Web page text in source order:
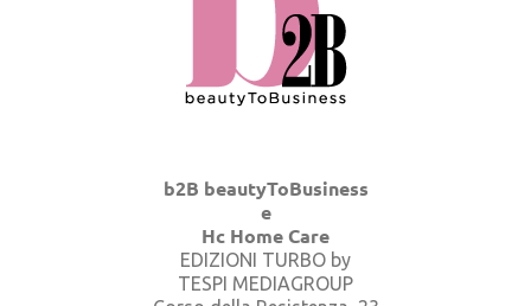
b2B beautyToBusiness
e
Hc Home Care
EDIZIONI TURBO by
TESPI MEDIAGROUP